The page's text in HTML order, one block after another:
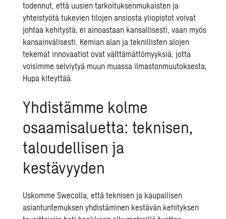
todennut, että uusien tarkoituksenmukaisten ja
yhteistyötä tukevien tilojen ansiosta yliopistot voivat
johtaa kehitystä, ei ainoastaan kansallisesti, vaan myös
kansainvälisesti. Kemian alan ja teknillisten alojen
tekemätinnovaatiot ovat välttämättömyyksiä, jotta
voisimme selviytyä muun muassa ilmastonmuutoksesta,
Hupa kiteyttää.
Yhdistämme kolme
osaamisaluetta: teknisen,
taloudellisen ja
kestävyyden
Uskomme Swecolla, että teknisen ja kaupallisen
asiantuntemuksen yhdistäminen kestävän kehityksen